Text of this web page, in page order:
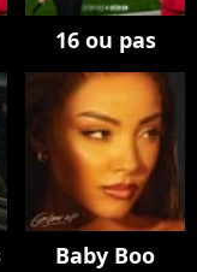
16 ou pas
Baby Boo